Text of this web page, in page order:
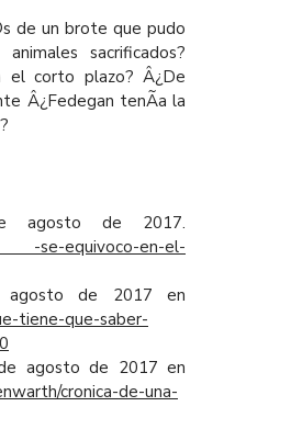
de un brote que pudo
sacrificados?
el corto plazo? Â¿De
Â¿Fedegan tenÃ­a la
agosto de 2017.
-se-equivoco-en-el-
agosto de 2017 en
tiene-que-saber-
agosto de 2017 en
cronica-de-una-